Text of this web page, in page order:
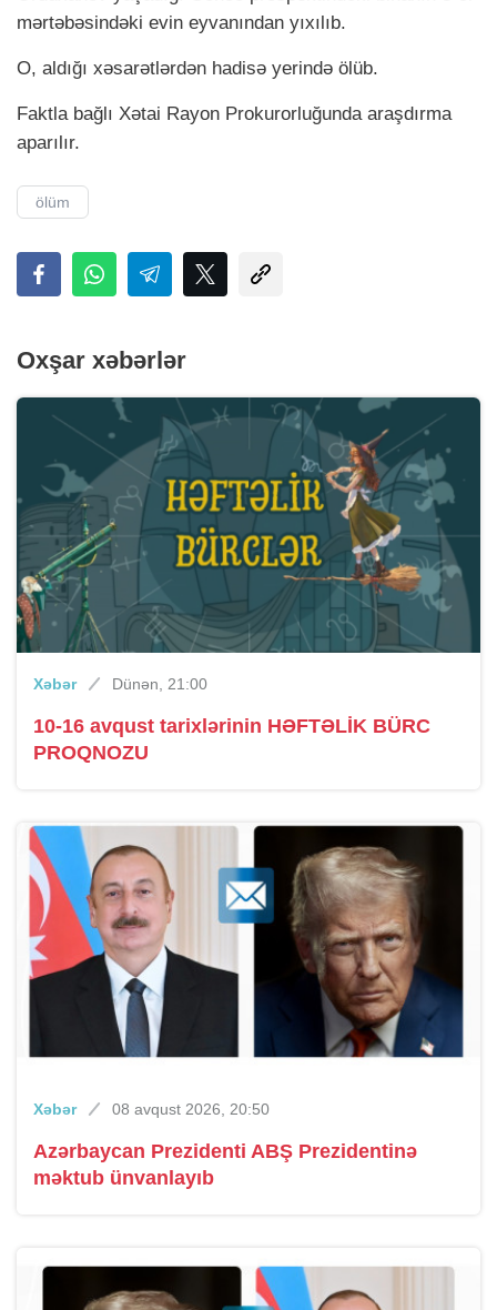
mərtəbəsindəki evin eyvanından yıxılıb.
O, aldığı xəsarətlərdən hadisə yerində ölüb.
Faktla bağlı Xətai Rayon Prokurorluğunda araşdırma
aparılır.
ölüm
Oxşar xəbərlər
Xəbər Dünən, 21:00
10-16 avqust tarixlərinin HƏFTƏLİK BÜRC
PROQNOZU
Xəbər 08 avqust 2026, 20:50
Azərbaycan Prezidenti ABŞ Prezidentinə
məktub ünvanlayıb